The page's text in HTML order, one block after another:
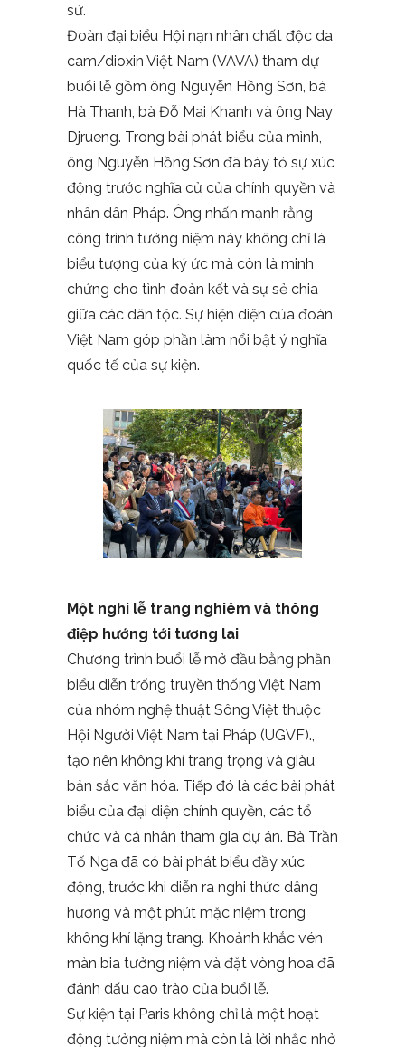
sử.
Đoàn đại biểu Hội nạn nhân chất độc da
cam/dioxin Việt Nam (VAVA) tham dự
buổi lễ gồm ông Nguyễn Hồng Sơn, bà
Hà Thanh, bà Đỗ Mai Khanh và ông Nay
Djrueng. Trong bài phát biểu của mình,
ông Nguyễn Hồng Sơn đã bày tỏ sự xúc
động trước nghĩa cử của chính quyền và
nhân dân Pháp. Ông nhấn mạnh rằng
công trình tưởng niệm này không chỉ là
biểu tượng của ký ức mà còn là minh
chứng cho tình đoàn kết và sự sẻ chia
giữa các dân tộc. Sự hiện diện của đoàn
Việt Nam góp phần làm nổi bật ý nghĩa
quốc tế của sự kiện.
Một nghi lễ trang nghiêm và thông
điệp hướng tới tương lai
Chương trình buổi lễ mở đầu bằng phần
biểu diễn trống truyền thống Việt Nam
của nhóm nghệ thuật Sông Việt thuộc
Hội Người Việt Nam tại Pháp (UGVF).,
tạo nên không khí trang trọng và giàu
bản sắc văn hóa. Tiếp đó là các bài phát
biểu của đại diện chính quyền, các tổ
chức và cá nhân tham gia dự án. Bà Trần
Tố Nga đã có bài phát biểu đầy xúc
động, trước khi diễn ra nghi thức dâng
hương và một phút mặc niệm trong
không khí lặng trang. Khoảnh khắc vén
màn bia tưởng niệm và đặt vòng hoa đã
đánh dấu cao trào của buổi lễ.
Sự kiện tại Paris không chỉ là một hoạt
động tưởng niệm mà còn là lời nhắc nhở